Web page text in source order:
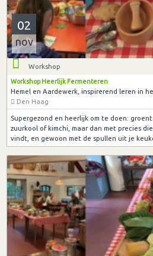
02
nov
Workshop
Workshop Heerlijk Fermenteren
Hemel en Aardewerk, inspirerend leren in
Den Haag
Supergezond en heerlijk om te doen:
zuurkool of kimchi, maar dan met precies
vindt, en gewoon met de spullen uit je